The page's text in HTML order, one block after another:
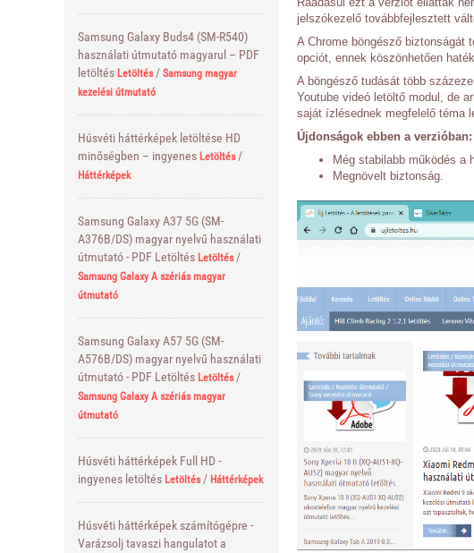
Samsung Galaxy Buds4 (SM-R540)
használati útmutató magyarul – PDF
letöltés Letöltés/ Samsung magyar
kezelési útmutató
Húsvéti háttérképek letöltése HD
minőségben – ingyenes Letöltés/
Háttérképek
Samsung Galaxy A37 5G (SM-
A376B/DS) magyar nyelvű használati
útmutató - PDF Letöltés Letöltés/
Samsung Galaxy A szériás magyar
útmutató
Samsung Galaxy A57 5G (SM-
A576B/DS) magyar nyelvű használati
útmutató - PDF Letöltés Letöltés/
Samsung Galaxy A szériás magyar
útmutató
Húsvéti háttérképek Full HD -
ingyenes letöltés Letöltés/ Háttérképek
Húsvéti háttérképek számítógépre -
Varázsolj tavaszi hangulatot a
jelszókezelő továbbfejlesztett
A Chrome böngésző biztonságát
opciót, ennek köszönhetően
A böngésző tudását több
Youtube videó letöltő modul, de
saját ízlésednek megfelelő téma
Újdonságok ebben a verzióban:
Még stabilabb működés a
Megnövelt biztonság.